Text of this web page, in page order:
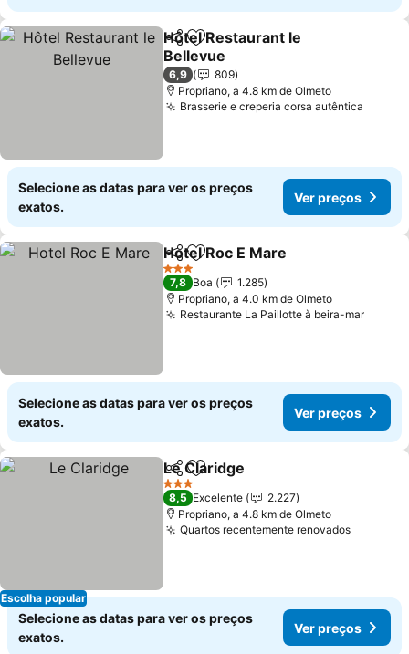
PartilharAdicionar aos favoritos
Hôtel Restaurant le
Bellevue
6,9
809
Propriano, a 4.8 km de Olmeto
Brasserie e creperia corsa autêntica
Selecione as datas para ver os preços
exatos.
Ver preços
PartilharAdicionar aos favoritos
Hotel Roc E Mare
3 Estrelas
7,8 Boa
1.285
Propriano, a 4.0 km de Olmeto
Restaurante La Paillotte à beira-mar
Selecione as datas para ver os preços
exatos.
Ver preços
Escolha popular
PartilharAdicionar aos favoritos
Le Claridge
3 Estrelas
8,5 Excelente
2.227
Propriano, a 4.8 km de Olmeto
Quartos recentemente renovados
Selecione as datas para ver os preços
exatos.
Ver preços